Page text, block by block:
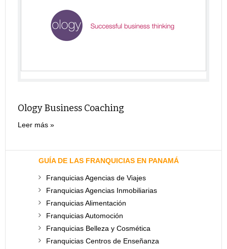
Ology Business Coaching
Leer más
GUÍA DE LAS FRANQUICIAS EN PANAMÁ
Franquicias Agencias de Viajes
Franquicias Agencias Inmobiliarias
Franquicias Alimentación
Franquicias Automoción
Franquicias Belleza y Cosmética
Franquicias Centros de Enseñanza